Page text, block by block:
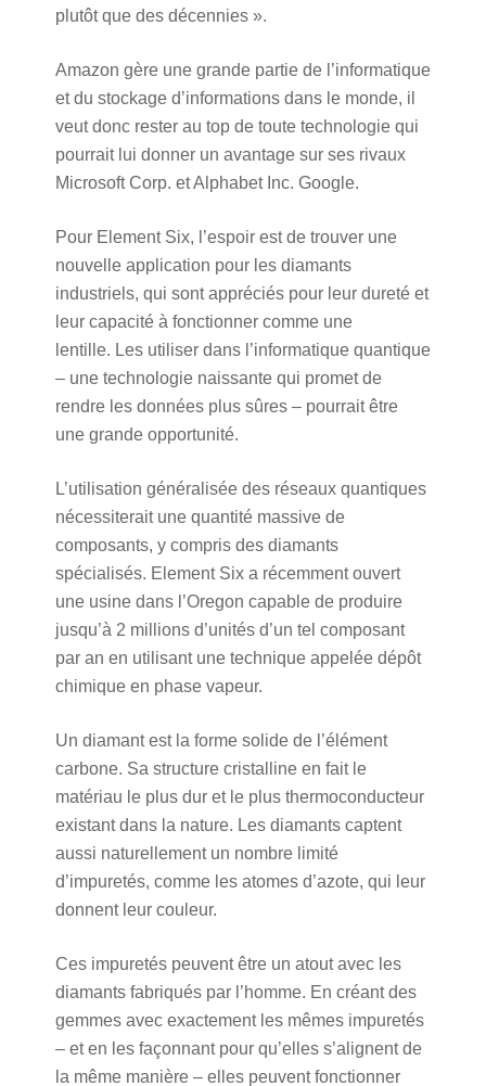
plutôt que des décennies ».
Amazon gère une grande partie de l’informatique
et du stockage d’informations dans le monde, il
veut donc rester au top de toute technologie qui
pourrait lui donner un avantage sur ses rivaux
Microsoft Corp. et Alphabet Inc. Google.
Pour Element Six, l’espoir est de trouver une
nouvelle application pour les diamants
industriels, qui sont appréciés pour leur dureté et
leur capacité à fonctionner comme une
lentille. Les utiliser dans l’informatique quantique
– une technologie naissante qui promet de
rendre les données plus sûres – pourrait être
une grande opportunité.
L’utilisation généralisée des réseaux quantiques
nécessiterait une quantité massive de
composants, y compris des diamants
spécialisés. Element Six a récemment ouvert
une usine dans l’Oregon capable de produire
jusqu’à 2 millions d’unités d’un tel composant
par an en utilisant une technique appelée dépôt
chimique en phase vapeur.
Un diamant est la forme solide de l’élément
carbone. Sa structure cristalline en fait le
matériau le plus dur et le plus thermoconducteur
existant dans la nature. Les diamants captent
aussi naturellement un nombre limité
d’impuretés, comme les atomes d’azote, qui leur
donnent leur couleur.
Ces impuretés peuvent être un atout avec les
diamants fabriqués par l’homme. En créant des
gemmes avec exactement les mêmes impuretés
– et en les façonnant pour qu’elles s’alignent de
la même manière – elles peuvent fonctionner